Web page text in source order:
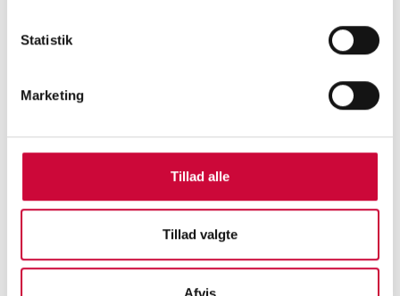
Statistik
Marketing
Tillad alle
Tillad valgte
Afvis
03-11-2025 - 14:24